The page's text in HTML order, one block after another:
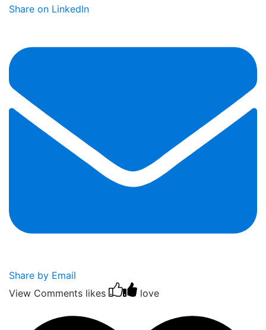
Share on LinkedIn
Share by Email
View Comments likes love